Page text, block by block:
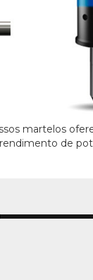
martelos
de